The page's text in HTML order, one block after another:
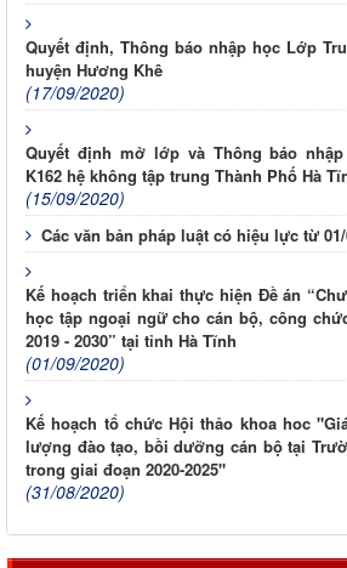
Quyết định, Thông báo nhập học Lớp
huyện Hương Khê
(17/09/2020)
Quyết định mở lớp và Thông báo nhập
K162 hệ không tập trung Thành Phố Hà
(15/09/2020)
Các văn bản pháp luật có hiệu lực từ 01/
Kế hoạch triển khai thực hiện Đề án
học tập ngoại ngữ cho cán bộ, công
2019 - 2030” tại tỉnh Hà Tĩnh
(01/09/2020)
Kế hoạch tổ chức Hội thảo khoa hoc
lượng đào tạo, bồi dưỡng cán bộ tại
trong giai đoạn 2020-2025"
(31/08/2020)